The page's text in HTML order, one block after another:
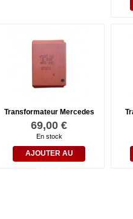
Transformateur Mercedes
69,00 €
En stock
AJOUTER AU